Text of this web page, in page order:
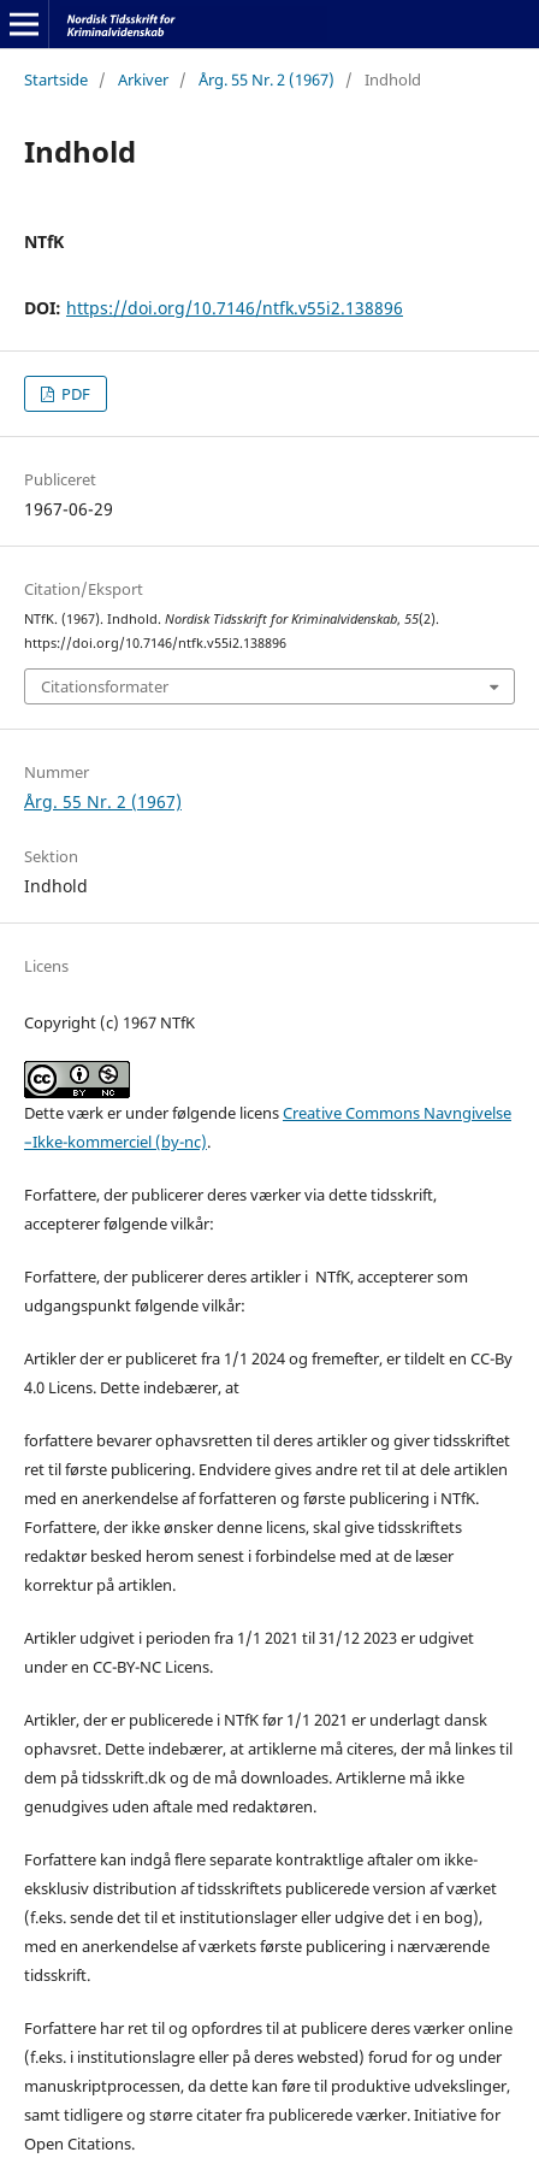
Startside / Arkiver / Årg. 55 Nr. 2 (1967) / Indhold
Indhold
NTfK
DOI: https://doi.org/10.7146/ntfk.v55i2.138896
PDF
Publiceret
1967-06-29
Citation/Eksport
NTfK. (1967). Indhold. Nordisk Tidsskrift for Kriminalvidenskab, 55(2).
https://doi.org/10.7146/ntfk.v55i2.138896
Citationsformater
Nummer
Årg. 55 Nr. 2 (1967)
Sektion
Indhold
Licens
Copyright (c) 1967 NTfK
Dette værk er under følgende licensCreative Commons Navngivelse
–Ikke-kommerciel (by-nc).
Forfattere, der publicerer deres værker via dette tidsskrift,
accepterer følgende vilkår:
Forfattere, der publicerer deres artikler i NTfK, accepterer som
udgangspunkt følgende vilkår:
Artikler der er publiceret fra 1/1 2024 og fremefter, er tildelt en CC-By
4.0 Licens. Dette indebærer, at
forfattere bevarer ophavsretten til deres artikler og giver tidsskriftet
ret til første publicering. Endvidere gives andre ret til at dele artiklen
med en anerkendelse af forfatteren og første publicering i NTfK.
Forfattere, der ikke ønsker denne licens, skal give tidsskriftets
redaktør besked herom senest i forbindelse med at de læser
korrektur på artiklen.
Artikler udgivet i perioden fra 1/1 2021 til 31/12 2023 er udgivet
under en CC-BY-NC Licens.
Artikler, der er publicerede i NTfK før 1/1 2021 er underlagt dansk
ophavsret. Dette indebærer, at artiklerne må citeres, der må linkes til
dem på tidsskrift.dk og de må downloades. Artiklerne må ikke
genudgives uden aftale med redaktøren.
Forfattere kan indgå flere separate kontraktlige aftaler om ikke-
eksklusiv distribution af tidsskriftets publicerede version af værket
(f.eks. sende det til et institutionslager eller udgive det i en bog),
med en anerkendelse af værkets første publicering i nærværende
tidsskrift.
Forfattere har ret til og opfordres til at publicere deres værker online
(f.eks. i institutionslagre eller på deres websted) forud for og under
manuskriptprocessen, da dette kan føre til produktive udvekslinger,
samt tidligere og større citater fra publicerede værker. Initiative for
Open Citations.